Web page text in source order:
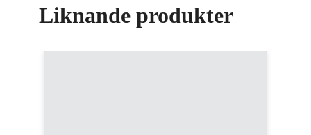
Liknande produkter